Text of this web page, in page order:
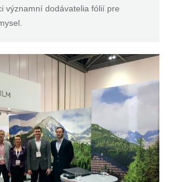
významní dodávatelia fólií pre